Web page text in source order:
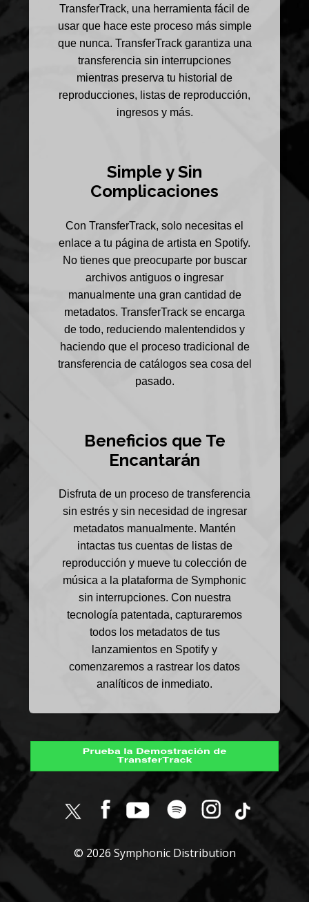
TransferTrack, una herramienta fácil de
usar que hace este proceso más simple
que nunca. TransferTrack garantiza una
transferencia sin interrupciones
mientras preserva tu historial de
reproducciones, listas de reproducción,
ingresos y más.
Simple y Sin
Complicaciones
Con TransferTrack, solo necesitas el
enlace a tu página de artista en Spotify.
No tienes que preocuparte por buscar
archivos antiguos o ingresar
manualmente una gran cantidad de
metadatos. TransferTrack se encarga
de todo, reduciendo malentendidos y
haciendo que el proceso tradicional de
transferencia de catálogos sea cosa del
pasado.
Beneficios que Te
Encantarán
Disfruta de un proceso de transferencia
sin estrés y sin necesidad de ingresar
metadatos manualmente. Mantén
intactas tus cuentas de listas de
reproducción y mueve tu colección de
música a la plataforma de Symphonic
sin interrupciones. Con nuestra
tecnología patentada, capturaremos
todos los metadatos de tus
lanzamientos en Spotify y
comenzaremos a rastrear los datos
analíticos de inmediato.
© 2026 Symphonic Distribution